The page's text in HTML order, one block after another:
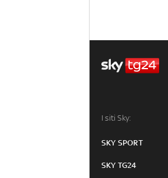
I siti Sky:
SKY SPORT
SKY TG24